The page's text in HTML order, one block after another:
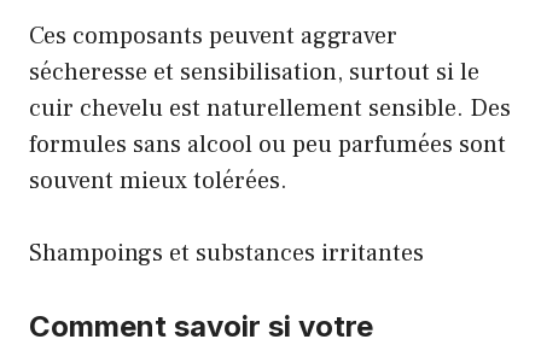
Ces composants peuvent aggraver
sécheresse et sensibilisation, surtout si le
cuir chevelu est naturellement sensible. Des
formules sans alcool ou peu parfumées sont
souvent mieux tolérées.
Shampoings et substances irritantes
Comment savoir si votre